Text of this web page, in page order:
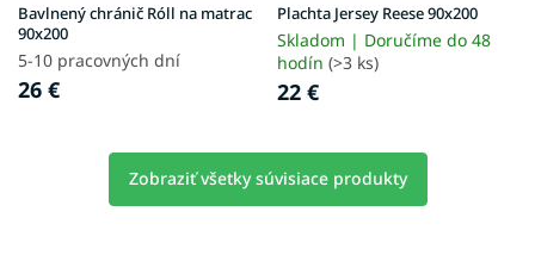
Bavlnený chránič Róll na matrac
90x200
5-10 pracovných dní
26 €
Plachta Jersey Reese 90x200
Skladom | Doručíme do 48
hodín (>3 ks)
22 €
Zobraziť všetky súvisiace produkty